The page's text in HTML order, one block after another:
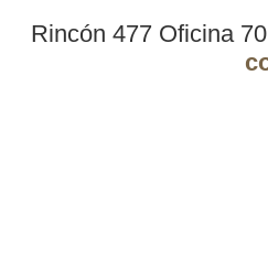
Rincón 477 Oficina